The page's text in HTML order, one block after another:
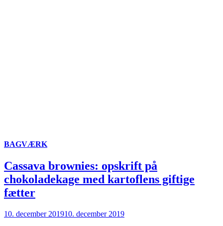
BAGVÆRK
Cassava brownies: opskrift på
chokoladekage med kartoflens giftige
fætter
10. december 201910. december 2019